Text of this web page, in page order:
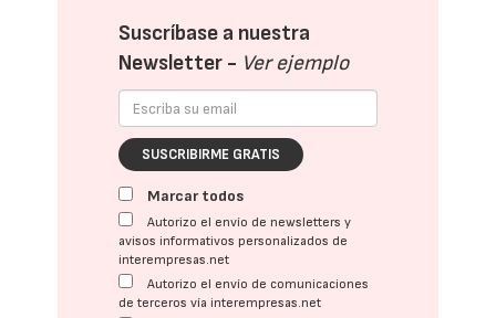
Suscríbase a nuestra
Newsletter - Ver ejemplo
SUSCRIBIRME GRATIS
Marcar todos
Autorizo el envío de newsletters y
avisos informativos personalizados de
interempresas.net
Autorizo el envío de comunicaciones
de terceros vía interempresas.net